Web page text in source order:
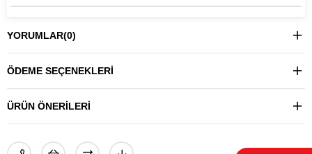
YORUMLAR(0)
ÖDEME SEÇENEKLERI
ÜRÜN ÖNERILERI